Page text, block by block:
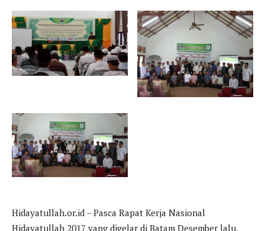
Hidayatullah.or.id – Pasca Rapat Kerja Nasional
Hidayatullah 2017 yang digelar di Batam Desember lalu,